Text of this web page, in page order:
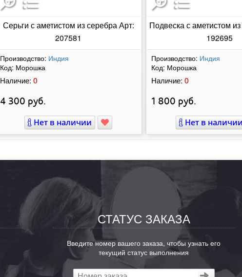
Серьги с аметистом из серебра Арт:
207581
Производство: Индия
Код: Морошка
Наличие: 0
4 300 руб.
Нет в наличии
Подвеска с аметистом
192695
Производство: Индия
Код: Морошка
Наличие: 0
1 800 руб.
Нет в наличии
СТАТУС ЗАКАЗА
Введите номер вашего заказа, чтобы узнать его
текущий статус выполнения